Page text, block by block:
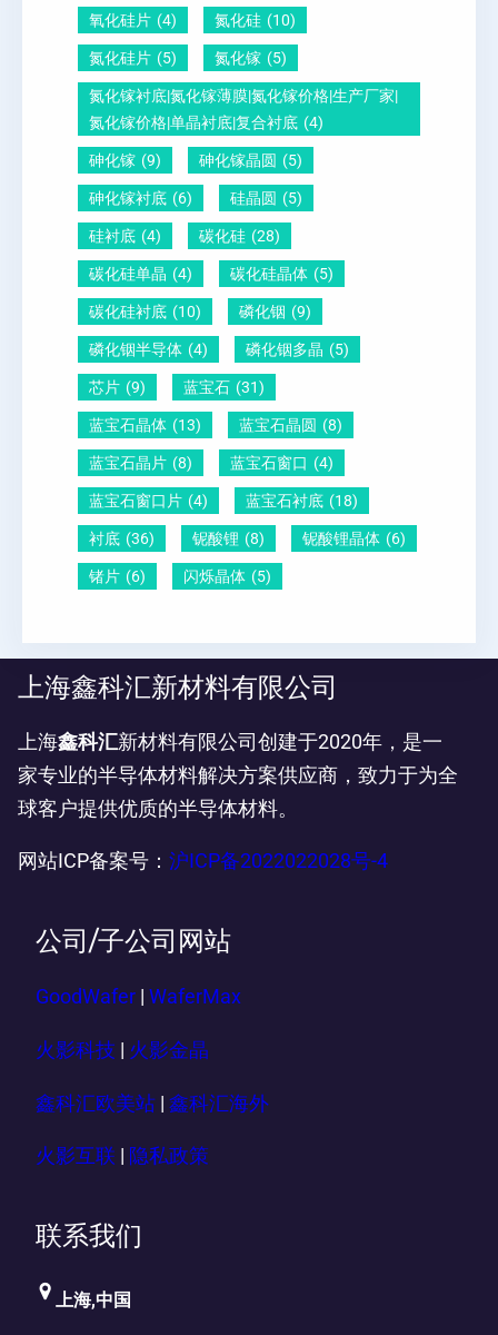
铅
晶
圆
氧化硅片 (4) 氮化硅 (10)
氮化硅片 (5) 氮化镓 (5)
氮化镓衬底|氮化镓薄膜|氮化镓价格|生产厂家|
氮化镓价格|单晶衬底|复合衬底 (4)
砷化镓 (9) 砷化镓晶圆 (5)
砷化镓衬底 (6) 硅晶圆 (5)
硅衬底 (4) 碳化硅 (28)
碳化硅单晶 (4) 碳化硅晶体 (5)
碳化硅衬底 (10) 磷化铟 (9)
磷化铟半导体 (4) 磷化铟多晶 (5)
芯片 (9) 蓝宝石 (31)
蓝宝石晶体 (13) 蓝宝石晶圆 (8)
蓝宝石晶片 (8) 蓝宝石窗口 (4)
蓝宝石窗口片 (4) 蓝宝石衬底 (18)
衬底 (36) 铌酸锂 (8) 铌酸锂晶体 (6)
锗片 (6) 闪烁晶体 (5)
上海鑫科汇新材料有限公司
上海鑫科汇新材料有限公司创建于2020年，是一
家专业的半导体材料解决方案供应商，致力于为全
球客户提供优质的半导体材料。
网站ICP备案号： 沪ICP备2022022028号-4
公司/子公司网站
GoodWafer WaferMax
火影科技 火影金晶
鑫科汇欧美站 | 鑫科汇海外
火影互联 隐私政策
联系我们
上海,中国